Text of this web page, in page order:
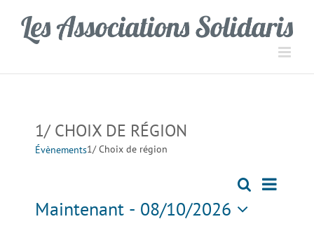
contenu
1/ CHOIX DE RÉGION
Évènements1/ Choix de région
Recherche
Recherche
Liste
Maintenant - 08/10/2026